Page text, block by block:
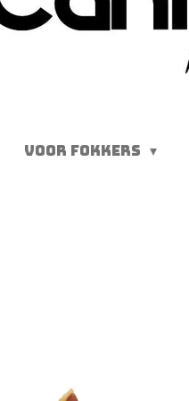
VOOR FOKKERS